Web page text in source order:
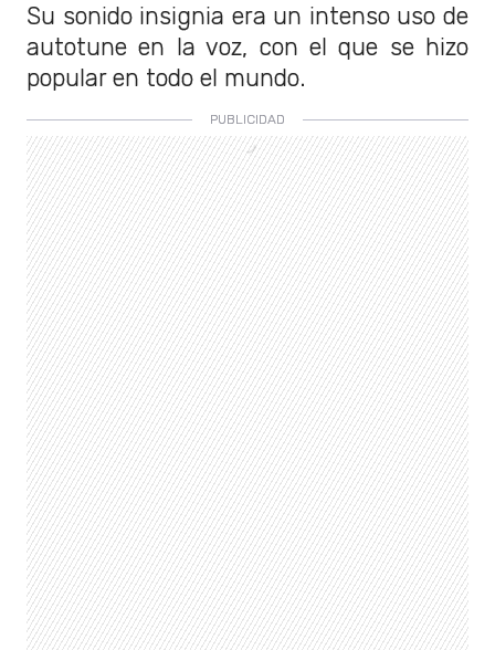
Su sonido insignia era un intenso uso de
autotune en la voz, con el que se hizo
popular en todo el mundo.